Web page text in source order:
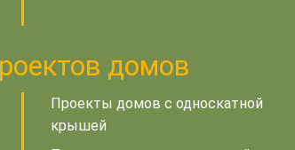
домов
Проекты домов с односкатной
крышей